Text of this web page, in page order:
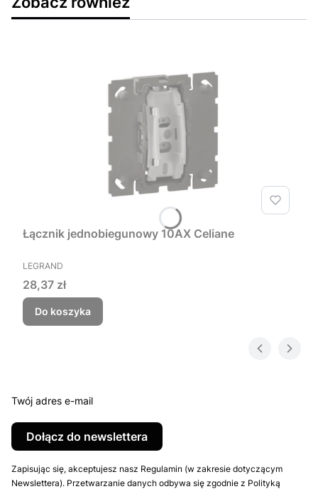
Łącznik jednobiegunowy 10AX Celiane
PRODUCENT
LEGRAND
Cena
28,37 zł
Do koszyka
Twój adres e-mail
Dołącz do newslettera
Zapisując się, akceptujesz nasz Regulamin (w zakresie dotyczącym
Newslettera). Przetwarzanie danych odbywa się zgodnie z Polityką